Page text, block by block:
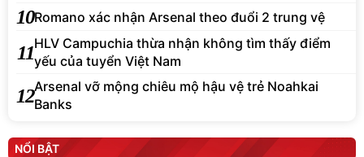
10Romano xác nhận Arsenal theo đuổi 2 trung vệ
11HLV Campuchia thừa nhận không tìm thấy điểm
yếu của tuyển Việt Nam
12Arsenal vỡ mộng chiêu mộ hậu vệ trẻ Noahkai
Banks
NỔI BẬT